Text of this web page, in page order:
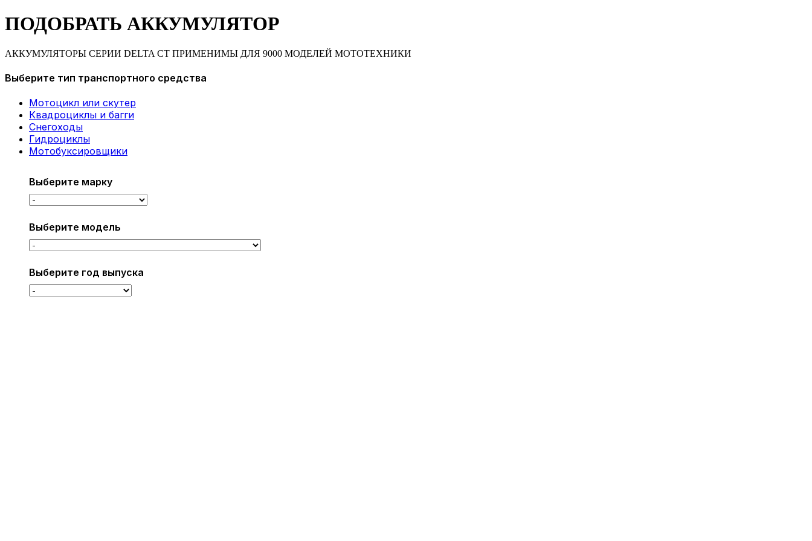
ПОДОБРАТЬ АККУМУЛЯТОР
АККУМУЛЯТОРЫ СЕРИИ DELTA CT ПРИМЕНИМЫ ДЛЯ 9000 МОДЕЛЕЙ МОТОТЕХНИКИ
Выберите тип транспортного средства
Мотоцикл или скутер
Квадроциклы и багги
Снегоходы
Гидроциклы
Мотобуксировщики
Выберите марку
Выберите модель
Выберите год выпуска